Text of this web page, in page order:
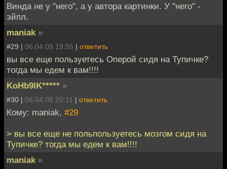
Винда не у "него", а у автора картинки. У "него" -
эйпл.
maniak »
#29 | 06.04.08 19:55 | ответить
вы все еще пользуетесь Оперой сидя на Тупичке?
тогда мы едем к вам!!!!
KoHb9IK***** »
#30 | 06.04.08 20:11 | ответить
Кому: maniak, #29
> вы все еще не польпользуетесь мозгом сидя на
Тупичке? тогда мы едем к вам!!!!
maniak »